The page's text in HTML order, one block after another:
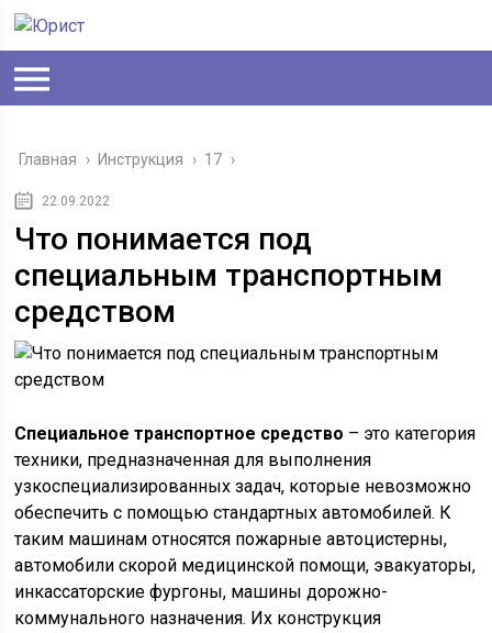
Главная › Инструкция › 17 ›
22.09.2022
Что понимается под
специальным транспортным
средством
Специальное транспортное средство – это категория
техники, предназначенная для выполнения
узкоспециализированных задач, которые невозможно
обеспечить с помощью стандартных автомобилей. К
таким машинам относятся пожарные автоцистерны,
автомобили скорой медицинской помощи, эвакуаторы,
инкассаторские фургоны, машины дорожно-
коммунального назначения. Их конструкция